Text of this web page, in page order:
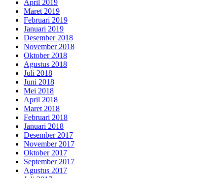
April 2019
Maret 2019
Februari 2019
Januari 2019
Desember 2018
November 2018
Oktober 2018
Agustus 2018
Juli 2018
Juni 2018
Mei 2018
April 2018
Maret 2018
Februari 2018
Januari 2018
Desember 2017
November 2017
Oktober 2017
September 2017
Agustus 2017